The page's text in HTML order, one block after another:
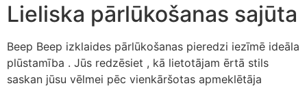
Lieliska pārlūkošanas sajūta
Beep Beep izklaides pārlūkošanas pieredzi iezīmē ideāla
plūstamība . Jūs redzēsiet , kā lietotājam ērtā stils
saskan jūsu vēlmei pēc vienkāršotas apmeklētāja